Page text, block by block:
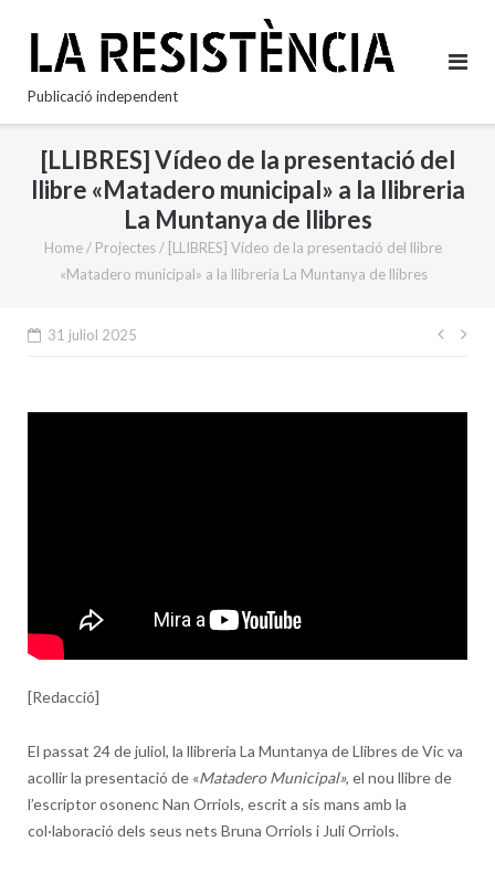
content
Publicació independent
[LLIBRES] Vídeo de la presentació del
llibre «Matadero municipal» a la llibreria
La Muntanya de llibres
Home / Projectes / [LLIBRES] Vídeo de la presentació del llibre
«Matadero municipal» a la llibreria La Muntanya de llibres
31 juliol 2025
[Redacció]
El passat 24 de juliol, la llibreria La Muntanya de Llibres de Vic va
acollir la presentació de «Matadero Municipal», el nou llibre de
l’escriptor osonenc Nan Orriols, escrit a sis mans amb la
col·laboració dels seus nets Bruna Orriols i Juli Orriols.